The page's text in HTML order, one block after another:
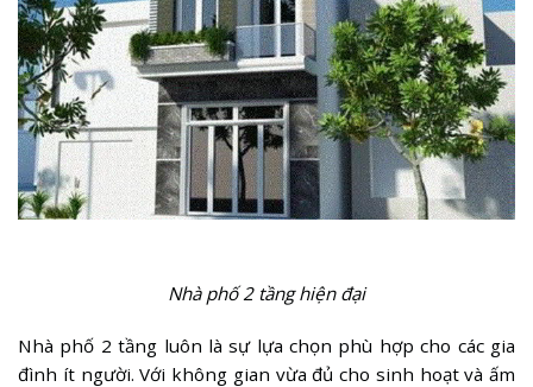
Nhà phố 2 tầng hiện đại
Nhà phố 2 tầng luôn là sự lựa chọn phù hợp cho các gia
đình ít người. Với không gian vừa đủ cho sinh hoạt và ấm